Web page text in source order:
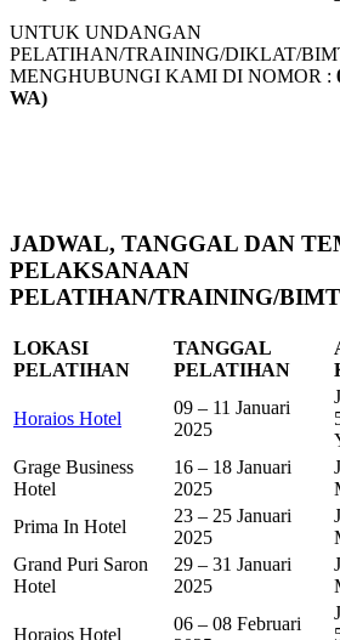
UNTUK UNDANGAN
PELATIHAN/TRAINING/DIKLAT/
MENGHUBUNGI KAMI DI NOMOR :
WA)
JADWAL, TANGGAL DAN
PELAKSANAAN
PELATIHAN/TRAINING/
LOKASI
PELATIHAN
TANGGAL
PELATIHAN
Horaios Hotel
09 – 11 Januari
2025
Grage Business
Hotel
16 – 18 Januari
2025
Prima In Hotel
23 – 25 Januari
2025
Grand Puri Saron
Hotel
29 – 31 Januari
2025
Horaios Hotel
06 – 08 Februari